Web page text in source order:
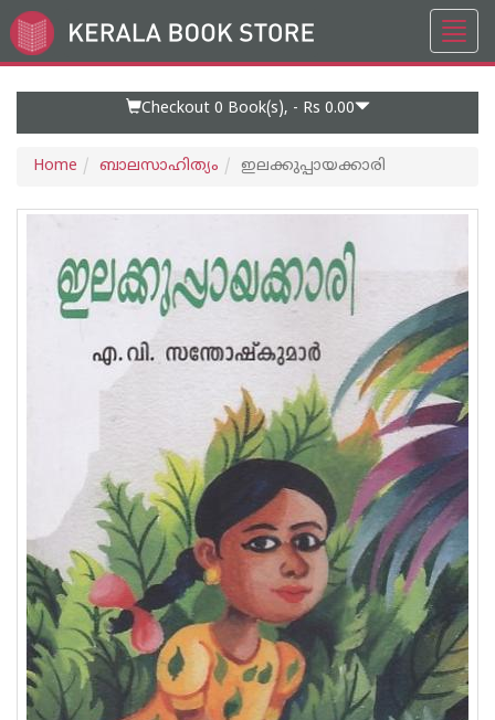
Go
to
Checkout 0 Book(s), - Rs 0.00
Home ബാലസാഹിത്യം ഇലക്കുപ്പായക്കാരി